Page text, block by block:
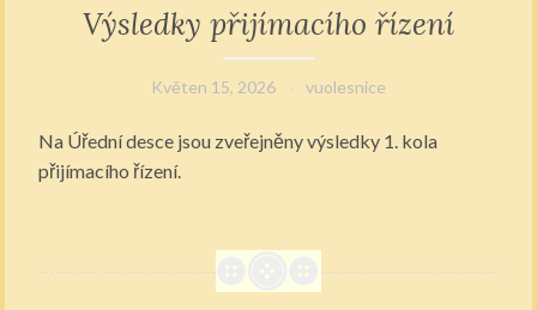
Výsledky přijímacího řízení
Květen 15, 2026 vuolesnice
Na Úřední desce jsou zveřejněny výsledky 1. kola
přijímacího řízení.